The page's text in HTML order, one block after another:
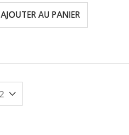
AJOUTER AU PANIER